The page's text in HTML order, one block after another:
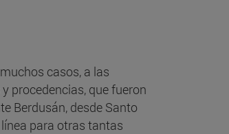
casos, a las
procedencias, que fueron
Berdusán, desde Santo
para otras tantas